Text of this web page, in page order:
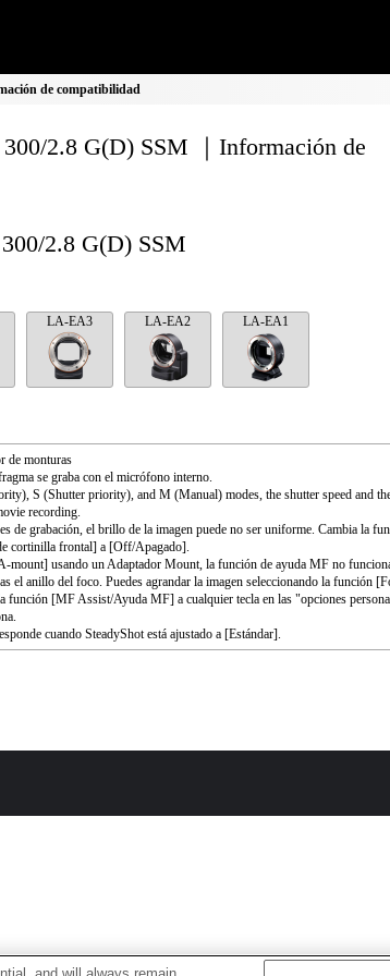
de compatibilidad
2.8 G(D) SSM ｜Información de
2.8 G(D) SSM
LA-EA3 LA-EA2 LA-EA1
de monturas
se graba con el micrófono interno.
S (Shutter priority), and M (Manual) modes, the shutter speed and
recording.
de grabación, el brillo de la imagen puede no ser uniforme. Cambia la
cortinilla frontal] a [Off/Apagado].
mount] usando un Adaptador Mount, la función de ayuda MF no
el anillo del foco. Puedes agrandar la imagen seleccionando la función
función [MF Assist/Ayuda MF] a cualquier tecla en las "opciones
cuando SteadyShot está ajustado a [Estándar].